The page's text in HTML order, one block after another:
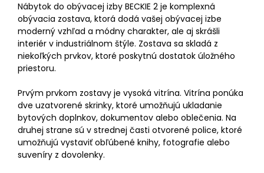
Nábytok do obývacej izby BECKIE 2 je komplexná
obývacia zostava, ktorá dodá vašej obývacej izbe
moderný vzhľad a módny charakter, ale aj skrášli
interiér v industriálnom štýle. Zostava sa skladá z
niekoľkých prvkov, ktoré poskytnú dostatok úložného
priestoru.
Prvým prvkom zostavy je vysoká vitrína. Vitrína ponúka
dve uzatvorené skrinky, ktoré umožňujú ukladanie
bytových doplnkov, dokumentov alebo oblečenia. Na
druhej strane sú v strednej časti otvorené police, ktoré
umožňujú vystaviť obľúbené knihy, fotografie alebo
suveníry z dovolenky.